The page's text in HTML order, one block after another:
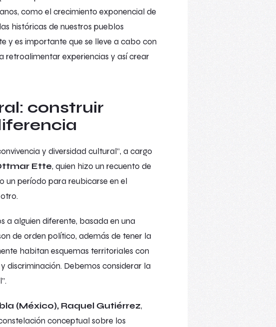
como el crecimiento exponencial de
históricas de nuestros pueblos
y es importante que se lleve a cabo con
retroalimentar experiencias y así crear
construir
y diversidad cultural”, a cargo
Ette, quien hizo un recuento de
un período para reubicarse en el
a alguien diferente, basada en una
de orden político, además de tener la
habitan esquemas territoriales con
discriminación. Debemos considerar la
(México), Raquel Gutiérrez,
conceptual sobre los